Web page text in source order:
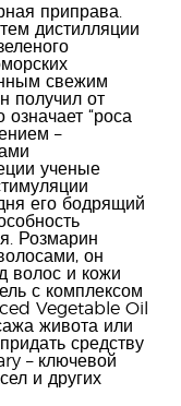
приправа.
дистилляции
свежим
получил от
означает “роса
–
ученые
его бодрящий
Розмарин
он
волос и кожи
с комплексом
Vegetable Oil
живота или
средству
– ключевой
и других